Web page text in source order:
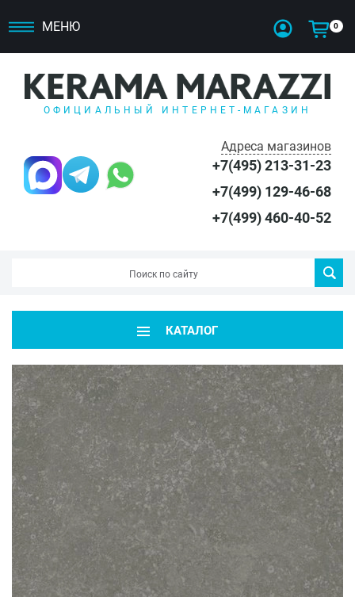
МЕНЮ 0
ОФИЦИАЛЬНЫЙ ИНТЕРНЕТ-МАГАЗИН
Адреса магазинов
+7(495) 213-31-23
+7(499) 129-46-68
+7(499) 460-40-52
КАТАЛОГ